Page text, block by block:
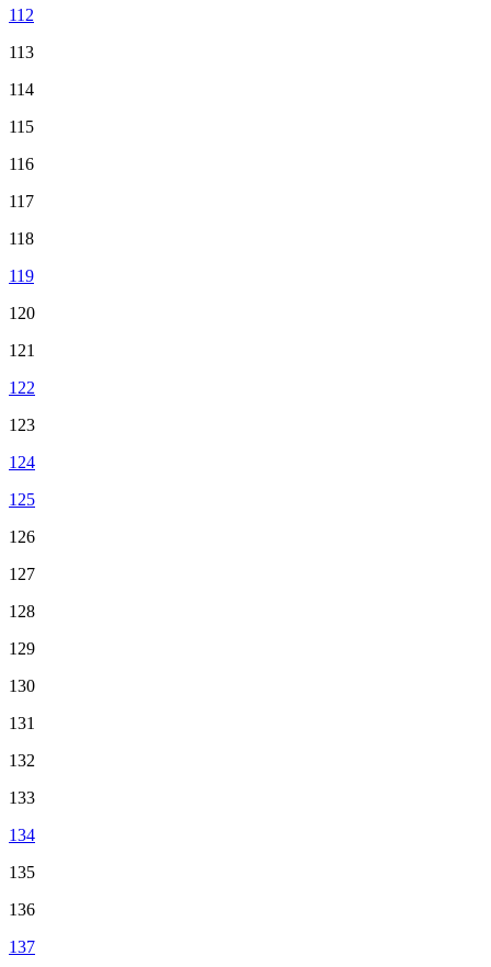
112
113
114
115
116
117
118
119
120
121
122
123
124
125
126
127
128
129
130
131
132
133
134
135
136
137